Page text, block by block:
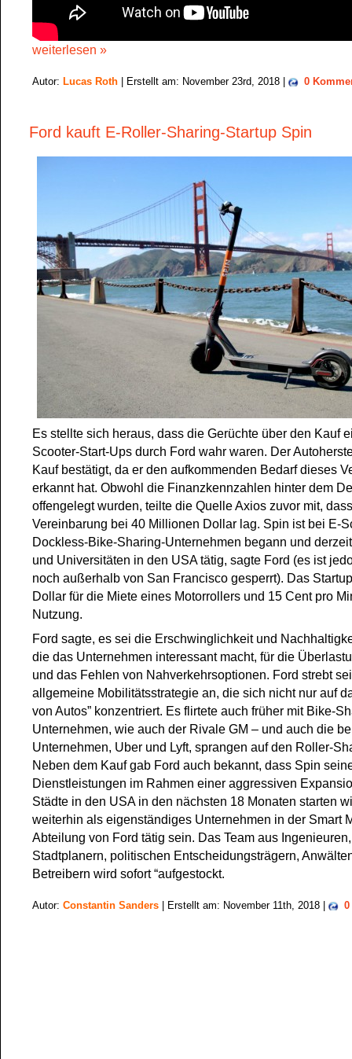
weiterlesen »
Autor: Lucas Roth | Erstellt am: November 23rd, 2018 | 0
Ford kauft E-Roller-Sharing-Startup Spin
Es stellte sich heraus, dass die Gerüchte über den Kauf
Scooter-Start-Ups durch Ford wahr waren. Der
Kauf bestätigt, da er den aufkommenden Bedarf dieses
erkannt hat. Obwohl die Finanzkennzahlen hinter dem
offengelegt wurden, teilte die Quelle Axios zuvor mit,
Vereinbarung bei 40 Millionen Dollar lag. Spin ist bei E-
Dockless-Bike-Sharing-Unternehmen begann und
und Universitäten in den USA tätig, sagte Ford (es ist
noch außerhalb von San Francisco gesperrt). Das
Dollar für die Miete eines Motorrollers und 15 Cent pro
Nutzung.
Ford sagte, es sei die Erschwinglichkeit und
die das Unternehmen interessant macht, für die
und das Fehlen von Nahverkehrsoptionen. Ford strebt
allgemeine Mobilitätsstrategie an, die sich nicht nur auf
von Autos” konzentriert. Es flirtete auch früher mit Bike-
Unternehmen, wie auch der Rivale GM – und auch die
Unternehmen, Uber und Lyft, sprangen auf den Roller-
Neben dem Kauf gab Ford auch bekannt, dass Spin
Dienstleistungen im Rahmen einer aggressiven
Städte in den USA in den nächsten 18 Monaten starten
weiterhin als eigenständiges Unternehmen in der Smart
Abteilung von Ford tätig sein. Das Team aus
Stadtplanern, politischen Entscheidungsträgern,
Betreibern wird sofort “aufgestockt.
Autor: Constantin Sanders | Erstellt am: November 11th, 2018 | 0